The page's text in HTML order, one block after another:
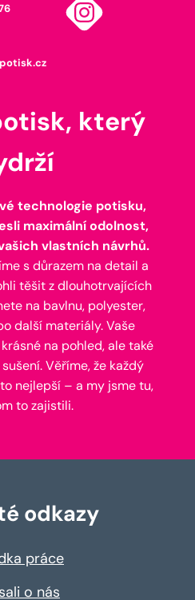
který
technologie potisku,
maximální odolnost,
vlastních návrhů.
s důrazem na detail a
těšit z dlouhotrvajících
na bavlnu, polyester,
další materiály. Vaše
na pohled, ale také
Věříme, že každý
nejlepší – a my jsme tu,
to zajistili.
odkazy
práce
o nás